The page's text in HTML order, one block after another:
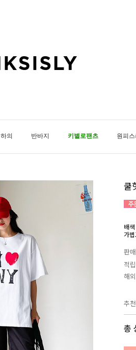
하의 반바지 키별로팬츠 원피
쿨
배
가
판
적
해
추
총